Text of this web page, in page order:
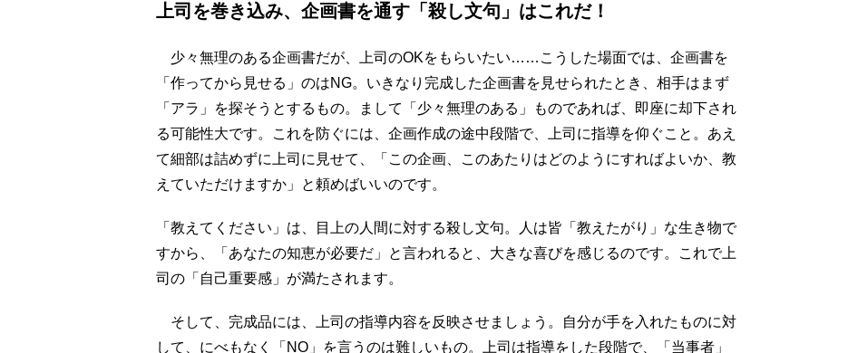
上司を巻き込み、企画書を通す「殺し文句」はこれだ！
少々無理のある企画書だが、上司のOKをもらいたい……こうした場面では、企画書を
「作ってから見せる」のはNG。いきなり完成した企画書を見せられたとき、相手はまず
「アラ」を探そうとするもの。まして「少々無理のある」ものであれば、即座に却下され
る可能性大です。これを防ぐには、企画作成の途中段階で、上司に指導を仰ぐこと。あえ
て細部は詰めずに上司に見せて、「この企画、このあたりはどのようにすればよいか、教
えていただけますか」と頼めばいいのです。
「教えてください」は、目上の人間に対する殺し文句。人は皆「教えたがり」な生き物で
すから、「あなたの知恵が必要だ」と言われると、大きな喜びを感じるのです。これで上
司の「自己重要感」が満たされます。
そして、完成品には、上司の指導内容を反映させましょう。自分が手を入れたものに対
して、にべもなく「NO」を言うのは難しいもの。上司は指導をした段階で、「当事者」